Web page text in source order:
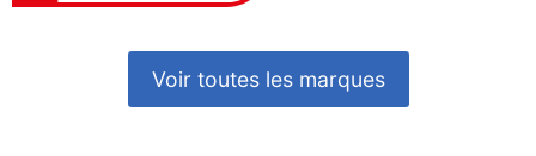
Voir toutes les marques